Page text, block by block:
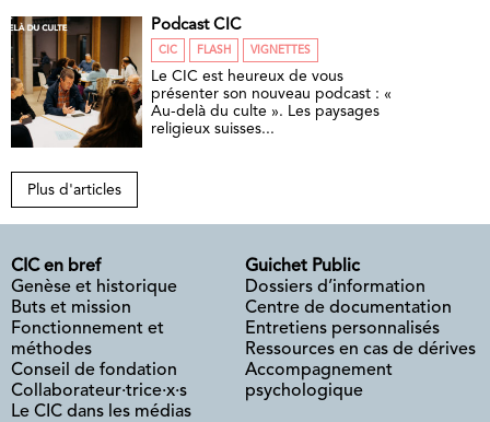
Podcast CIC
CIC FLASH VIGNETTES
Le CIC est heureux de vous
présenter son nouveau podcast : «
Au-delà du culte ». Les paysages
religieux suisses...
Plus d'articles
CIC en bref
Genèse et historique
Buts et mission
Fonctionnement et
méthodes
Conseil de fondation
Collaborateur·trice·x·s
Le CIC dans les médias
Guichet Public
Dossiers d’information
Centre de documentation
Entretiens personnalisés
Ressources en cas de dérives
Accompagnement
psychologique